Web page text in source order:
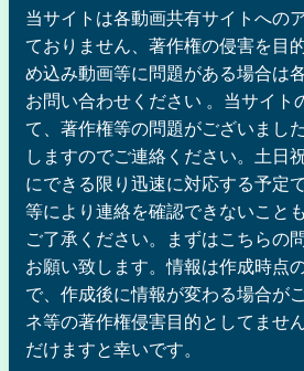
当サイトは各動画共有サイトへの
ておりません、著作権の侵害を目
め込み動画等に問題がある場合は
お問い合わせください 。当サイト
て、著作権等の問題がございまし
しますのでご連絡ください。土日
にできる限り迅速に対応する予定
等により連絡を確認できないこと
ご了承ください。まずはこちらの
お願い致します。情報は作成時点
で、作成後に情報が変わる場合が
ネ等の著作権侵害目的としてませ
だけますと幸いです。